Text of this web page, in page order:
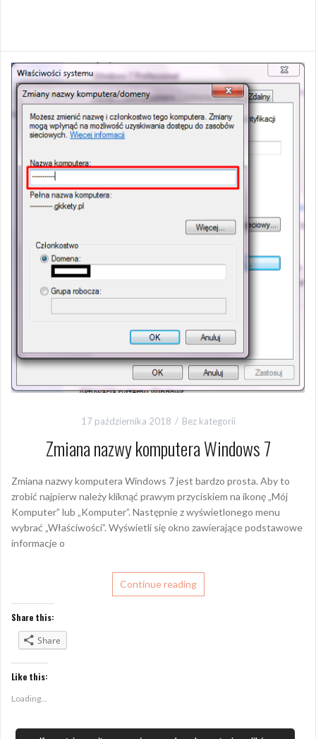
17 października 2018 Bez kategorii
Zmiana nazwy komputera Windows 7
Zmiana nazwy komputera Windows 7 jest bardzo prosta. Aby to
zrobić najpierw należy kliknąć prawym przyciskiem na ikonę „Mój
Komputer” lub „Komputer”. Następnie z wyświetlonego menu
wybrać „Właściwości”. Wyświetli się okno zawierające podstawowe
informacje o
Continue reading
Share this:
Share
Like this:
Loading...